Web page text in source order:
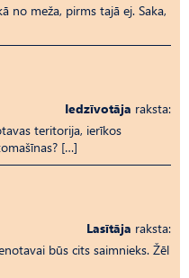
no meža, pirms tajā ej. Saka,
Iedzīvotāja raksta:
teritorija, ierīkos
[…]
Lasītāja raksta:
būs cits saimnieks. Žēl